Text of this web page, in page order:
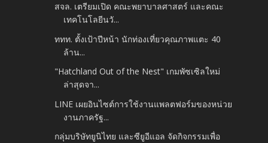
สจล. เตรียมเปิด คณะพยาบาลศาสตร์ และคณะ
เทคโนโลยีนวั...
ททท. ตั้งเป้าปีหน้า นักท่องเที่ยวคุณภาพแตะ 40
ล้าน...
"Hatchland Out of the Nest" เกมพัซเซิลใหม่
ล่าสุดจา...
LINE เผยอินไซต์การใช้งานแพลตฟอร์มของหน่วย
งานภาครัฐ...
กลุ่มบริษัทยูนิไทย และซียูอีแอล จัดกิจกรรมเพื่อ